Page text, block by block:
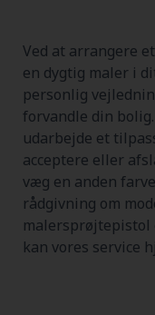
Ved at arrangere
en dygtig maler i
personlig
forvandle din
udarbejde et
acceptere eller
væg en anden
rådgivning om
kan vores service